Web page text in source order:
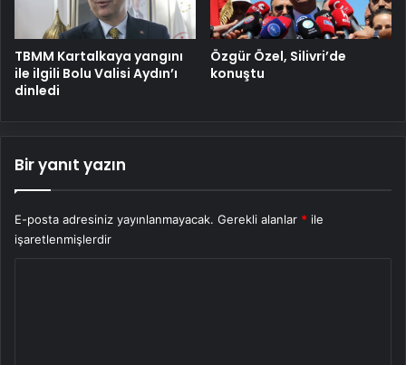
TBMM Kartalkaya yangını
ile ilgili Bolu Valisi Aydın’ı
dinledi
Özgür Özel, Silivri’de
konuştu
Bir yanıt yazın
E-posta adresiniz yayınlanmayacak. Gerekli alanlar * ile
işaretlenmişlerdir